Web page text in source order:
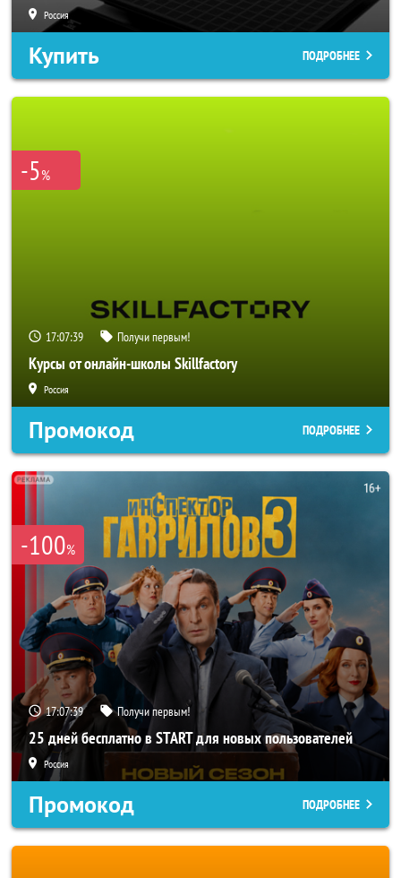
Россия
Купить ПОДРОБНЕЕ
-5%
17:07:36 Получи первым!
Курсы от онлайн-школы Skillfactory
Россия
Промокод ПОДРОБНЕЕ
-100%
17:07:36 Получи первым!
25 дней бесплатно в START для новых пользователей
Россия
Промокод ПОДРОБНЕЕ